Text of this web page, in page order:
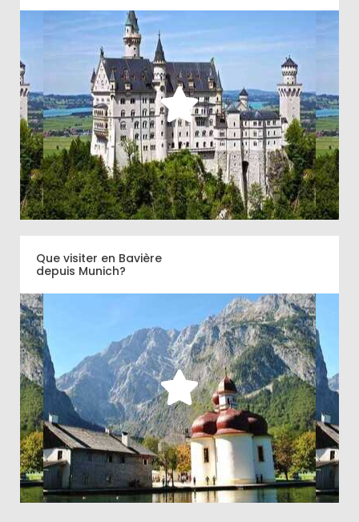
Quels sont les sites à découvrir dans les environs
de Munich ou depuis Munich quand on aime
l'histoire?
Découvrir
Que visiter en Bavière
depuis Munich?
Quel itinéraire envisager depuis ou autour de Munich
pour visiter l'essentiel de la Bavière?
Découvrir